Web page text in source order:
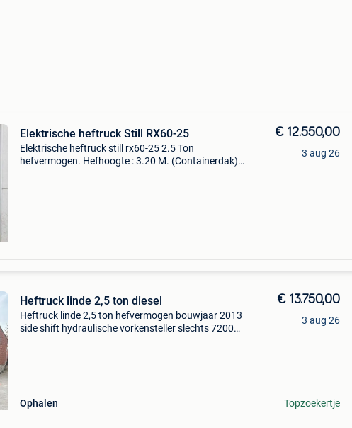
Elektrische heftruck Still RX60-25
Elektrische heftruck still rx60-25 2.5 Ton
hefvermogen. Hefhoogte : 3.20 M. (Containerdak),
€ 12.550,00
3 aug 26
Heftruck linde 2,5 ton diesel
Heftruck linde 2,5 ton hefvermogen bouwjaar 2013
side shift hydraulische vorkensteller slechts 7200u
Ophalen
€ 13.750,00
3 aug 26
Topzoekertje